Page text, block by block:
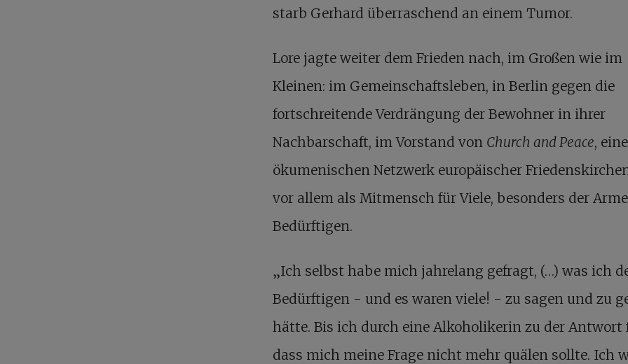
starb Gerhard überraschend an einem Tumor.
Lore jagte weiter dem Frieden nach, im Großen wie im
Kleinen: im Gemeinschaftsleben, in Berlin gegen die
fortschreitende Verdrängung der Bewohner in ihrer
Nachbarschaft, im Vorstand von Church and Peace,
ökumenischen Netzwerk europäischer
vor allem als Mitmensch für Viele, besonders der
Bedürftigen.
„Ich selbst habe mich jahrelang gefragt, (…) was ich
Bedürftigen - und es waren viele! - zu sagen und zu
hätte. Bis ich durch eine Alkoholikerin zu der Antwort
dass mich meine Frage nicht mehr quälen sollte. Ich